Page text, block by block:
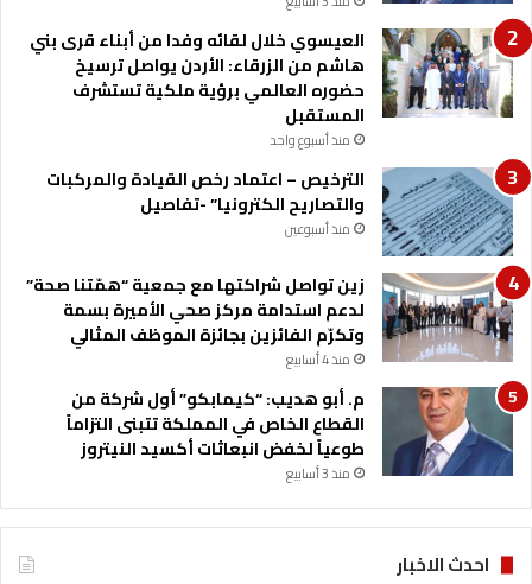
ت
م
ع
ي
العيسوي خلال لقائه وفدا من أبناء قرى بني
هاشم من الزرقاء: الأردن يواصل ترسيخ
حضوره العالمي برؤية ملكية تستشرف
المستقبل
منذ أسبوع واحد
الترخيص – اعتماد رخص القيادة والمركبات
والتصاريح الكترونيا” -تفاصيل
منذ أسبوعين
زين تواصل شراكتها مع جمعية “همّتنا صحة”
لدعم استدامة مركز صحي الأميرة بسمة
وتكرّم الفائزين بجائزة الموظف المثالي
منذ 4 أسابيع
م. أبو هديب: “كيمابكو” أول شركة من
القطاع الخاص في المملكة تتبنى التزاماً
طوعياً لخفض انبعاثات أكسيد النيتروز
منذ 3 أسابيع
احدث الاخبار